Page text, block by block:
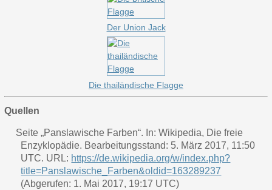
Der Union Jack
Die thailändische Flagge
Quellen
Seite „Panslawische Farben“. In: Wikipedia, Die freie
Enzyklopädie. Bearbeitungsstand: 5. März 2017, 11:50
UTC. URL: https://de.wikipedia.org/w/index.php?
title=Panslawische_Farben&oldid=163289237
(Abgerufen: 1. Mai 2017, 19:17 UTC)